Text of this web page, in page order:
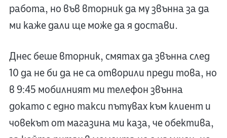
работа, но във вторник да му звънна за да
ми каже дали ще може да я достави.
Днес беше вторник, смятах да звънна след
10 да не би да не са отворили преди това, но
в 9:45 мобилният ми телефон звънна
докато с едно такси пътувах към клиент и
човекът от магазина ми каза, че обектива,